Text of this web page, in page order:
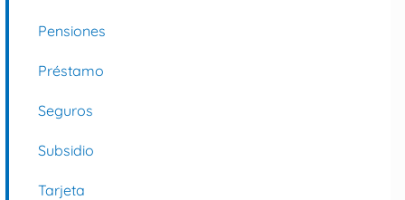
Pensiones
Préstamo
Seguros
Subsidio
Tarjeta